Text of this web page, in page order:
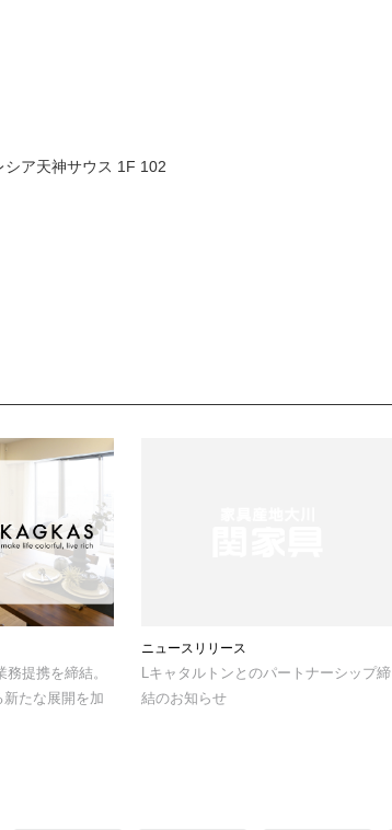
ア天神サウス 1F 102
提携を締結。
たな展開を加
ニュースリリース
Lキャタルトンとのパートナーシップ締
結のお知らせ